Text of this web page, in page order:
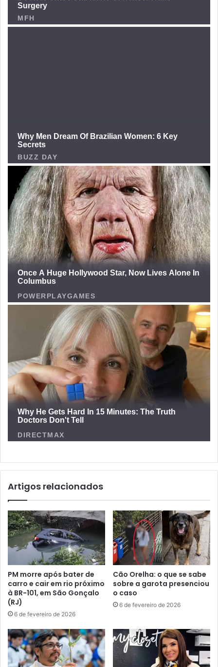
Artigos relacionados
PM morre após bater de
carro e cair em rio próximo
à BR-101, em São Gonçalo
(RJ)
6 de fevereiro de 2026
Cão Orelha: o que se sabe
sobre a garota presenciou
o caso
6 de fevereiro de 2026